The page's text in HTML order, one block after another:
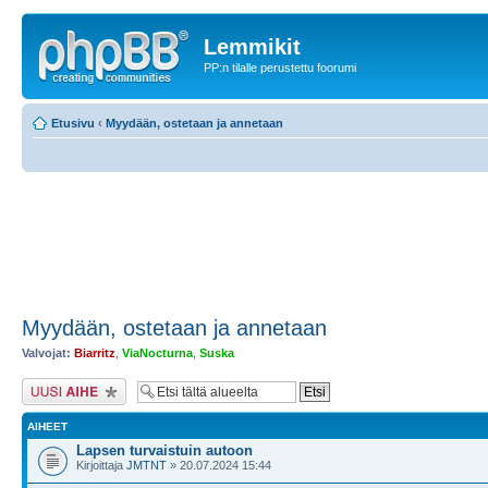
Lemmikit
PP:n tilalle perustettu foorumi
Etusivu ‹ Myydään, ostetaan ja annetaan
Myydään, ostetaan ja annetaan
Valvojat: Biarritz ViaNocturna Suska
Lähetä uusi viesti
AIHEET
Lapsen turvaistuin autoon
Kirjoittaja JMTNT » 20.07.2024 15:44